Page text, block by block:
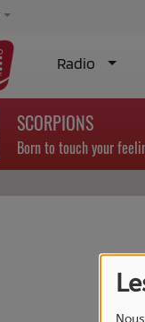
Radio
SCORPIONS
Born to touch your